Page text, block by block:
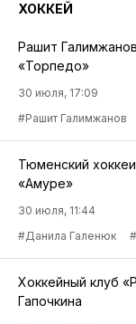
ХОККЕЙ
Рашит
«Торпедо»
30 июля, 17:09
#Рашит Галимжанов
Тюменский
«Амуре»
30 июля, 11:44
#Данила Галенюк
Хоккейный клуб
Гапочкина